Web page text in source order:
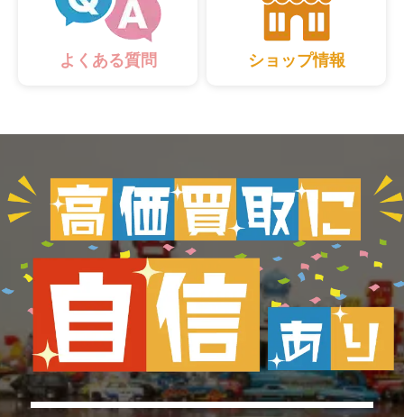
よくある質問 ショップ情報